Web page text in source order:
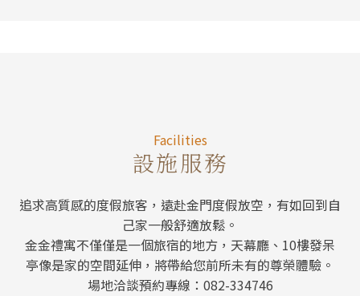
Facilities
設施服務
追求高質感的度假旅客，遠赴金門度假放空，有如回到自
己家一般舒適放鬆。
金金禮寓不僅僅是一個旅宿的地方，天幕廳、10樓發呆
亭像是家的空間延伸，將帶給您前所未有的尊榮體驗。
場地洽談預約專線：082-334746